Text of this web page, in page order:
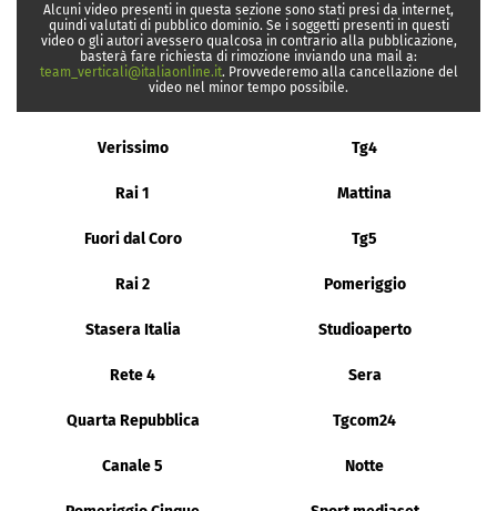
Alcuni video presenti in questa sezione sono stati presi da internet,
quindi valutati di pubblico dominio. Se i soggetti presenti in questi
video o gli autori avessero qualcosa in contrario alla pubblicazione,
basterà fare richiesta di rimozione inviando una mail a:
team_verticali@italiaonline.it. Provvederemo alla cancellazione del
video nel minor tempo possibile.
Verissimo Tg4
Rai 1 Mattina
Fuori dal Coro Tg5
Rai 2 Pomeriggio
Stasera Italia Studioaperto
Rete 4 Sera
Quarta Repubblica Tgcom24
Canale 5 Notte